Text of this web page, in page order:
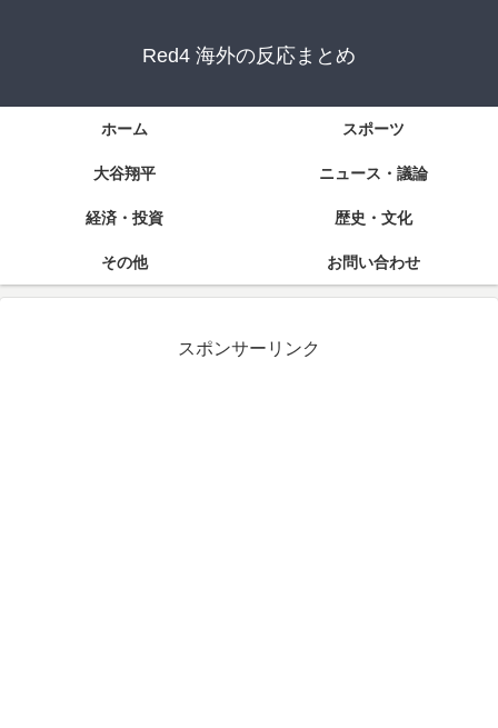
Red4 海外の反応まとめ
ホーム スポーツ
大谷翔平 ニュース・議論
経済・投資 歴史・文化
その他 お問い合わせ
スポンサーリンク